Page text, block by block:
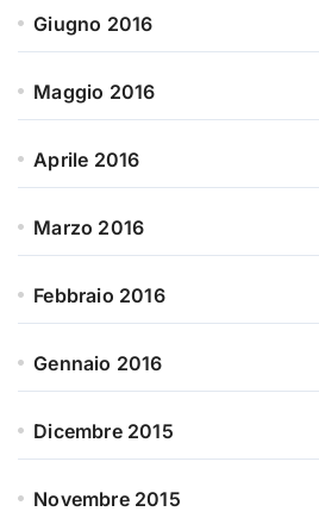
Giugno 2016
Maggio 2016
Aprile 2016
Marzo 2016
Febbraio 2016
Gennaio 2016
Dicembre 2015
Novembre 2015